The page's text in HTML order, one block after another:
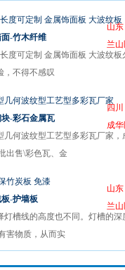
度可定制 金属饰面板 大波纹板
山
兰
-竹木纤维
度可定制 金属饰面板 大波纹板
，不得不感叹
几何波纹型工艺型多彩瓦厂家
四
成
-彩石金属瓦
几何波纹型工艺型多彩瓦厂家，
出售\彩色瓦、金
竹炭板 免漆
山
兰
-护墙板
灯槽线的高度也不同。灯槽的深
害物质，从而实